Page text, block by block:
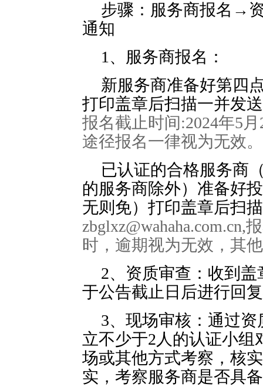
步骤：服务商报名→
通知
1、服务商报名：
新服务商准备好第四
打印盖章后扫描一并发
报名截止时间:2024年5月
途径报名一律视为无效。
已认证的合格服务商
的服务商除外）准备好
无则免）打印盖章后扫
zbglxz@wahaha.com.cn,
时 ，逾期视为无效，其
2、资质审查：收到
于公告截止日后进行回
3、现场审核：通过
立不少于2人的认证小
场或其他方式考察，核
实，考察服务商是否具